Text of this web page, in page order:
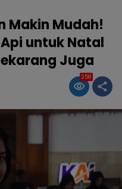
Makin Mudah!
untuk Natal
Juga
258